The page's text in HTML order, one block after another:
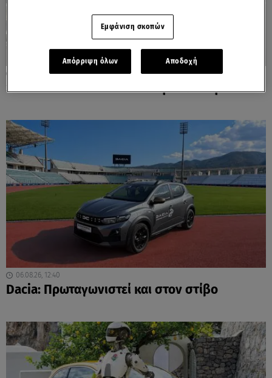
06.08.26, 15:35
Suzuki: Δείτε πόσα αυτοκίνητα πούλησε
06.08.26, 12:40
Dacia: Πρωταγωνιστεί και στον στίβο
Εμφάνιση σκοπών
Απόρριψη όλων Αποδοχή